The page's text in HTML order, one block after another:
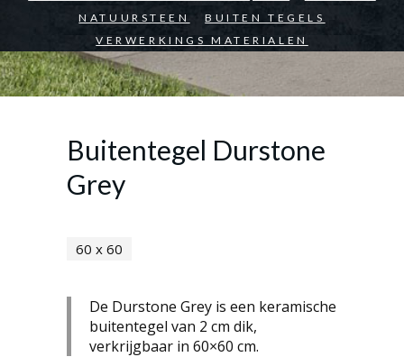
NATUURSTEEN
BUITEN TEGELS
VERWERKINGS MATERIALEN
Buitentegel Durstone
Grey
60 x 60
De Durstone Grey is een keramische
buitentegel van 2 cm dik,
verkrijgbaar in 60×60 cm.